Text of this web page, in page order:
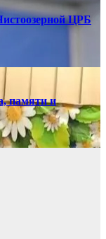
ЦРБ
памяти и